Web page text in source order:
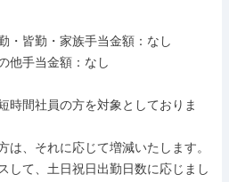
・皆勤・家族手当金額：なし
他手当金額：なし
時間社員の方を対象としておりま
は、それに応じて増減いたします。
して、土日祝日出勤日数に応じまし